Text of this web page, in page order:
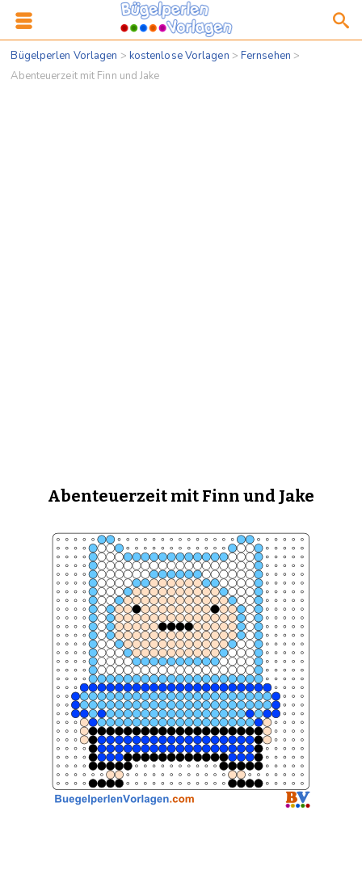
Bügelperlen Vorlagen > kostenlose Vorlagen > Fernsehen >
Abenteuerzeit mit Finn und Jake
Abenteuerzeit mit Finn und Jake